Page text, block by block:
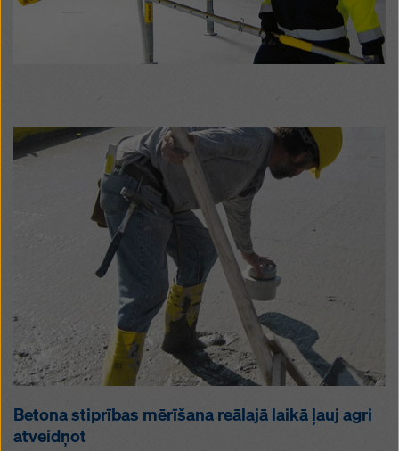
Betona stiprības mērīšana reālajā laikā ļauj agri
atveidņot